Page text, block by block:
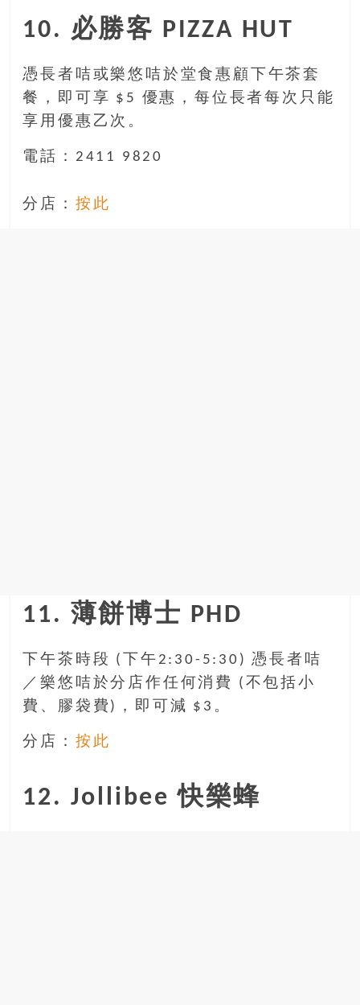
10. 必勝客 PIZZA HUT
憑長者咭或樂悠咭於堂食惠顧下午茶套
餐，即可享 $5 優惠，每位長者每次只能
享用優惠乙次。
電話：2411 9820
分店： 按此
11. 薄餅博士 PHD
下午茶時段 (下午2:30-5:30) 憑長者咭
／樂悠咭於分店作任何消費 (不包括小
費、膠袋費)，即可減 $3。
分店： 按此
12. Jollibee 快樂蜂